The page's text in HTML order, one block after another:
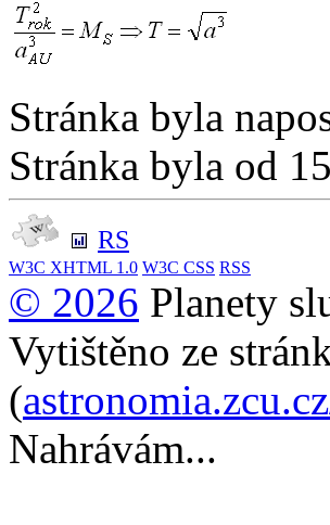
Stránka byla
Stránka byla od
RS
W3C XHTML 1.0 W3C CSS RSS
© 2026 Planety
Vytištěno ze
(
Nahrávám...